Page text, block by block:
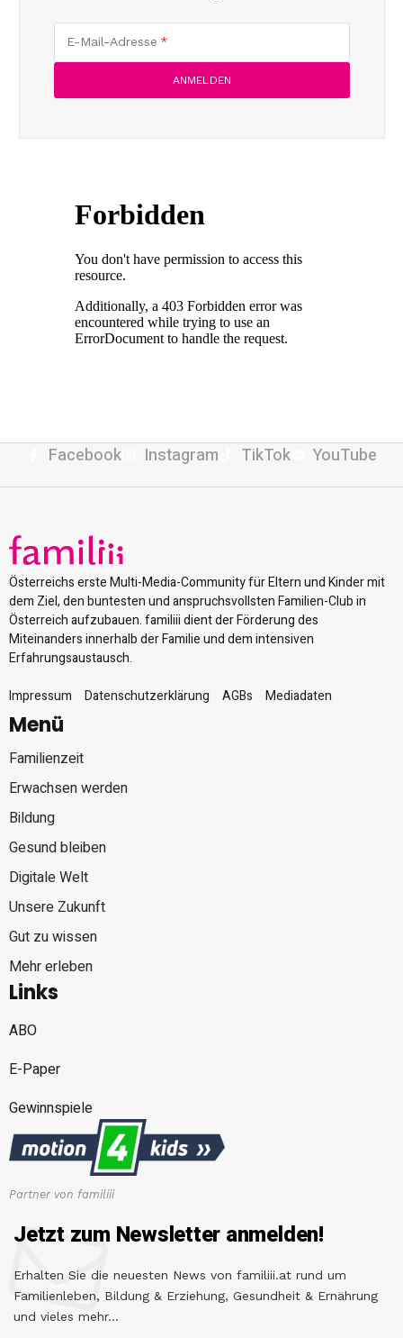
E-Mail-Adresse
Facebook Instagram TikTok YouTube
Österreichs erste Multi-Media-Community für Eltern und Kinder mit
dem Ziel, den buntesten und anspruchsvollsten Familien-Club in
Österreich aufzubauen. familiii dient der Förderung des
Miteinanders innerhalb der Familie und dem intensiven
Erfahrungsaustausch.
Impressum
Datenschutzerklärung AGBs Mediadaten
Menü
Familienzeit
Erwachsen werden
Bildung
Gesund bleiben
Digitale Welt
Unsere Zukunft
Gut zu wissen
Mehr erleben
Links
ABO
E-Paper
Gewinnspiele
Partner von familiii
Jetzt zum Newsletter anmelden!
Erhalten Sie die neuesten News von familiii.at rund um
Familienleben, Bildung & Erziehung, Gesundheit & Ernährung
und vieles mehr...